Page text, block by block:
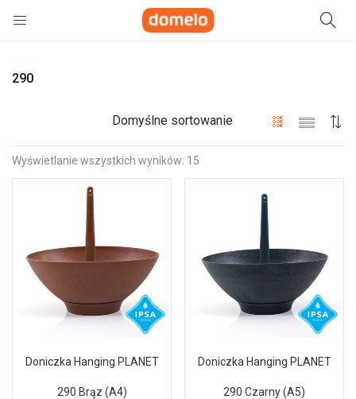
Szukaj
290
Wyświetlanie wszystkich wyników: 15
Domyślne sortowanie
Doniczka Hanging PLANET
290 Brąz (A4)
Doniczka Hanging PLANET
290 Czarny (A5)